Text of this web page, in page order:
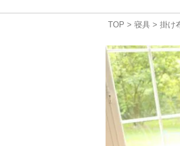
TOP 寝具 掛け